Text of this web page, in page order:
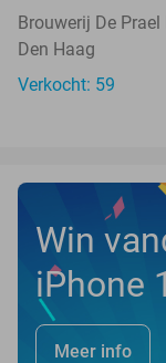
Brouwerij De Prael
Den Haag
Verkocht: 59
Win
iPhone
Meer info